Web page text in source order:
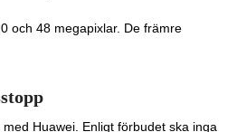
och 48 megapixlar. De främre
Huawei. Enligt förbudet ska inga